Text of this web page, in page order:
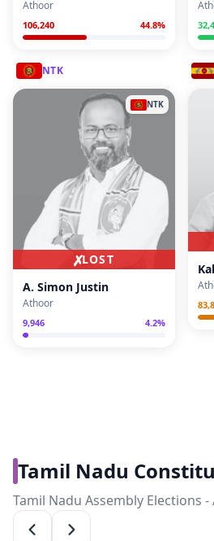
Athoor
106,240 44.8%
NTK
✗LOST
NTK
A. Simon Justin
Athoor
9,946 4.2%
Tamil Nadu
Tamil Nadu Assembly Elections